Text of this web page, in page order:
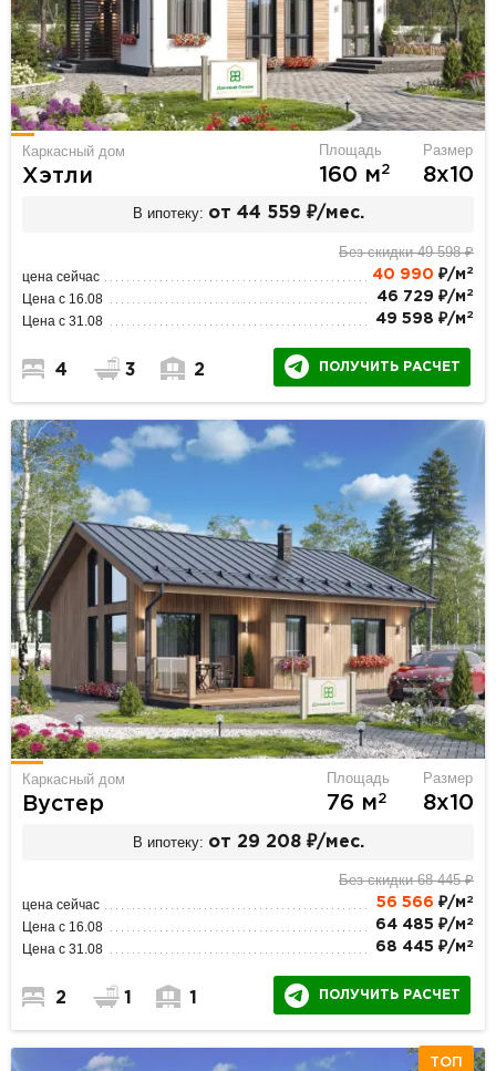
Каркасный дом
Хэтли
Площадь
160 м2
Размер
8х10
В ипотеку: от 44 559 ₽/мес.
Без скидки 49 598 ₽
цена сейчас 40 990 ₽/м 2
Цена с 16.08 46 729 ₽/м 2
Цена с 31.08 49 598 ₽/м 2
4 3 2 ПОЛУЧИТЬ РАСЧЕТ
Каркасный дом
Вустер
Площадь
76 м2
Размер
8х10
В ипотеку: от 29 208 ₽/мес.
Без скидки 68 445 ₽
цена сейчас 56 566 ₽/м 2
Цена с 16.08 64 485 ₽/м 2
Цена с 31.08 68 445 ₽/м 2
2 1 1 ПОЛУЧИТЬ РАСЧЕТ
ТОП